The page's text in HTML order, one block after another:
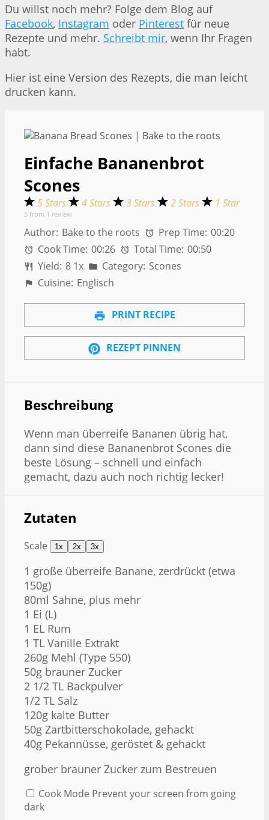
Du willst noch mehr? Folge dem Blog auf
Facebook, Instagram oder Pinterest für neue
Rezepte und mehr. Schreibt mir, wenn Ihr Fragen
habt.
Hier ist eine Version des Rezepts, die man leicht
drucken kann.
Einfache Bananenbrot
Scones
5 Stars 4 Stars 3 Stars 2 Stars 1 Star
5 from 1 review
Author: Bake to the roots Prep Time: 00:20
Cook Time: 00:26 Total Time: 00:50
Yield: 8 1x Category: Scones
Cuisine: Englisch
PRINT RECIPE
REZEPT PINNEN
Beschreibung
Wenn man überreife Bananen übrig hat,
dann sind diese Bananenbrot Scones die
beste Lösung – schnell und einfach
gemacht, dazu auch noch richtig lecker!
Zutaten
Scale 1x 2x 3x
1 große überreife Banane, zerdrückt (etwa
150g)
80ml Sahne, plus mehr
1 Ei (L)
1 EL Rum
1 TL Vanille Extrakt
260g Mehl (Type 550)
50g brauner Zucker
2 1/2 TL Backpulver
1/2 TL Salz
120g kalte Butter
50g Zartbitterschokolade, gehackt
40g Pekannüsse, geröstet & gehackt
grober brauner Zucker zum Bestreuen
Cook Mode Prevent your screen from going
dark